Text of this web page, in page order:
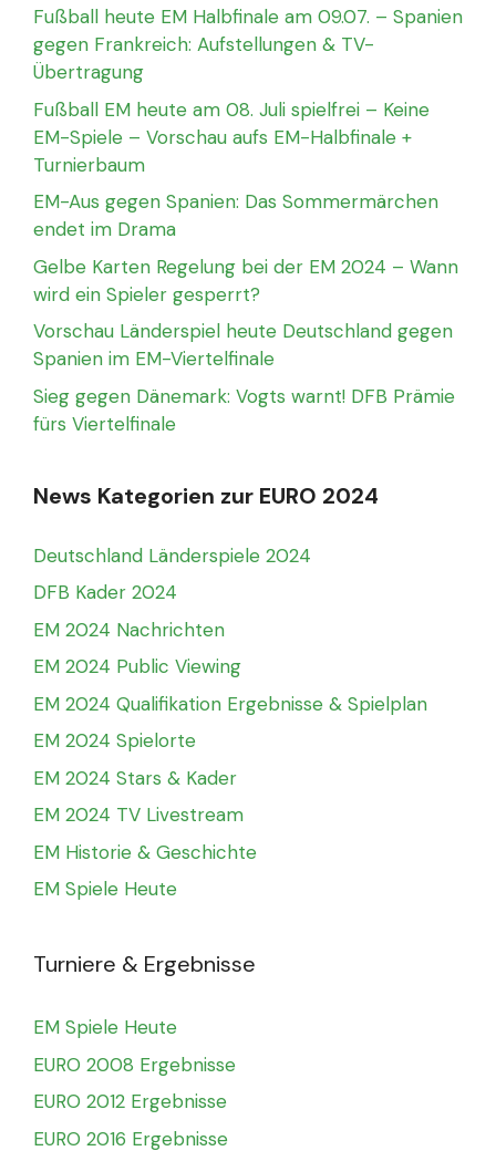
Fußball heute EM Halbfinale am 09.07. – Spanien
gegen Frankreich: Aufstellungen & TV-
Übertragung
Fußball EM heute am 08. Juli spielfrei – Keine
EM-Spiele – Vorschau aufs EM-Halbfinale +
Turnierbaum
EM-Aus gegen Spanien: Das Sommermärchen
endet im Drama
Gelbe Karten Regelung bei der EM 2024 – Wann
wird ein Spieler gesperrt?
Vorschau Länderspiel heute Deutschland gegen
Spanien im EM-Viertelfinale
Sieg gegen Dänemark: Vogts warnt! DFB Prämie
fürs Viertelfinale
News Kategorien zur EURO 2024
Deutschland Länderspiele 2024
DFB Kader 2024
EM 2024 Nachrichten
EM 2024 Public Viewing
EM 2024 Qualifikation Ergebnisse & Spielplan
EM 2024 Spielorte
EM 2024 Stars & Kader
EM 2024 TV Livestream
EM Historie & Geschichte
EM Spiele Heute
Turniere & Ergebnisse
EM Spiele Heute
EURO 2008 Ergebnisse
EURO 2012 Ergebnisse
EURO 2016 Ergebnisse